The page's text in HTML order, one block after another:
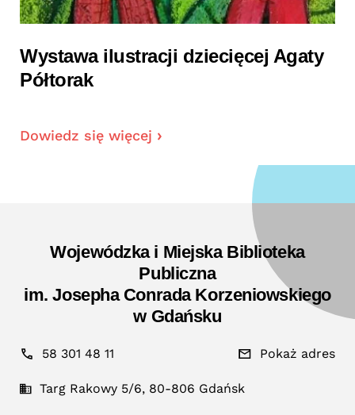
Wystawa ilustracji dziecięcej Agaty
Półtorak
Dowiedz się więcej
Wojewódzka i Miejska Biblioteka
Publiczna
im. Josepha Conrada Korzeniowskiego
w Gdańsku
58 301 48 11 Pokaż adres
Targ Rakowy 5/6, 80-806 Gdańsk